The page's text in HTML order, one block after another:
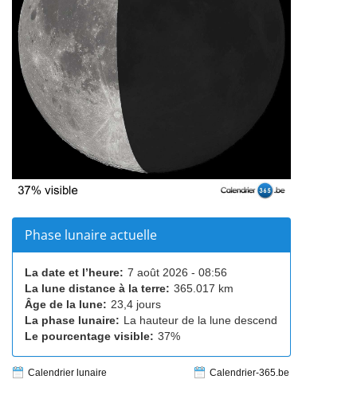
Phase lunaire actuelle
La date et l’heure: 7 août 2026 - 08:56
La lune distance à la terre: 365.017 km
Âge de la lune: 23,4 jours
La phase lunaire: La hauteur de la lune descend
Le pourcentage visible: 37%
Calendrier lunaire Calendrier-365.be